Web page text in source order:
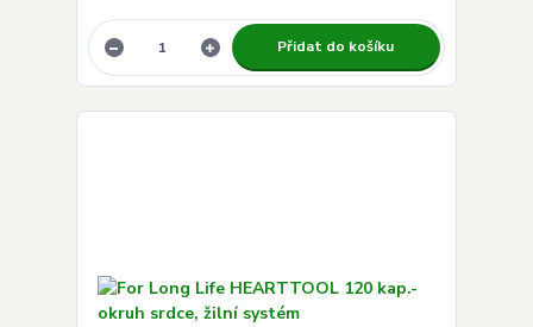
Přidat do košíku